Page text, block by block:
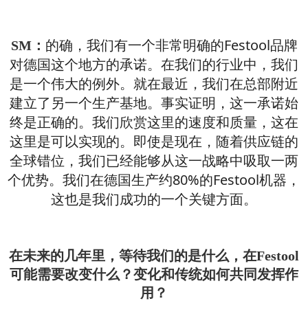
SM： 的确，我们有一个非常明确的Festool品牌
对德国这个地方的承诺。在我们的行业中，我们
是一个伟大的例外。就在最近，我们在总部附近
建立了另一个生产基地。事实证明，这一承诺始
终是正确的。我们欣赏这里的速度和质量，这在
这里是可以实现的。即使是现在，随着供应链的
全球错位，我们已经能够从这一战略中吸取一两
个优势。我们在德国生产约80%的Festool机器，
这也是我们成功的一个关键方面。
在未来的几年里，等待我们的是什么，在Festool
可能需要改变什么？变化和传统如何共同发挥作
用？